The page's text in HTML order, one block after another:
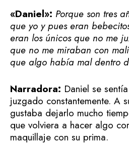
«Daniel»: Porque son tres
que yo y pues eran
eran los únicos que no me
que no me miraban con
que algo había mal dentro
Narradora: Daniel se
juzgado constantemente. A
gustaba dejarlo mucho
que volviera a hacer algo
maquillaje con su prima.